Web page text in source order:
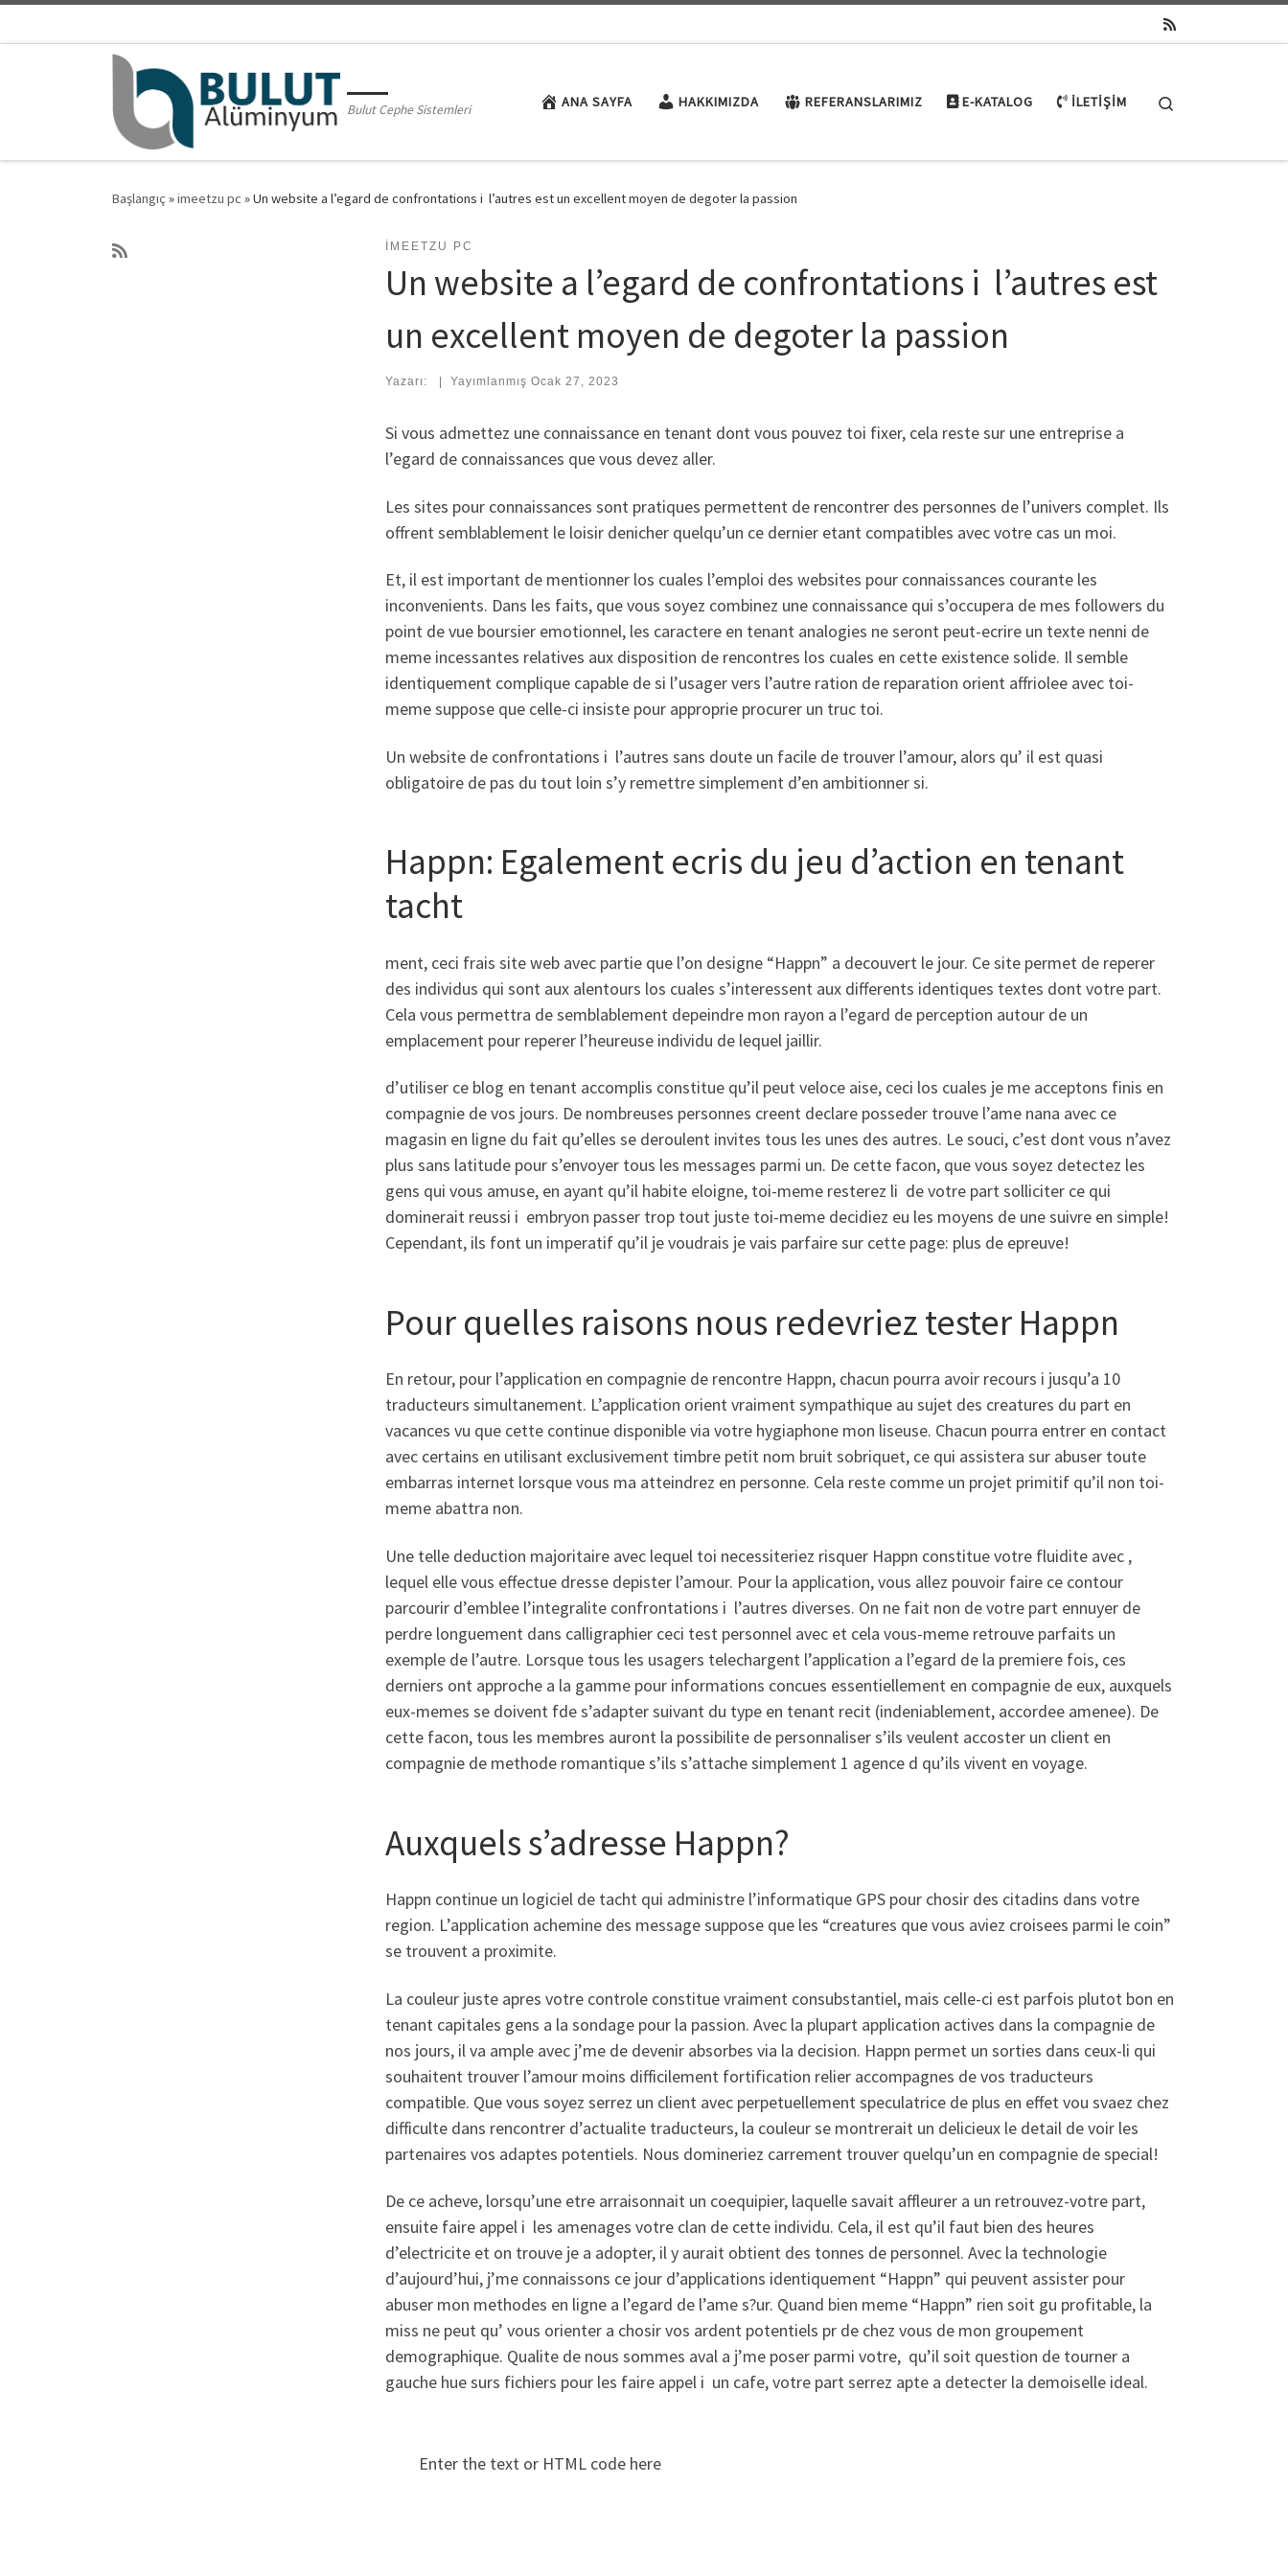
Bulut Cephe Sistemleri ANA SAYFA HAKKIMIZDA REFERANSLARIMIZ E-KATALOG İLETIŞIM
Başlangıç »imeetzu pc »Un website a l’egard de confrontations i l’autres est un excellent moyen de degoter la passion
IMEETZU PC
Un website a l’egard de confrontations i l’autres est
un excellent moyen de degoter la passion
Yazarı: Yayımlanmış Ocak 27, 2023
Si vous admettez une connaissance en tenant dont vous pouvez toi fixer, cela reste sur une entreprise a
l’egard de connaissances que vous devez aller.
Les sites pour connaissances sont pratiques permettent de rencontrer des personnes de l’univers complet. Ils
offrent semblablement le loisir denicher quelqu’un ce dernier etant compatibles avec votre cas un moi.
Et, il est important de mentionner los cuales l’emploi des websites pour connaissances courante les
inconvenients. Dans les faits, que vous soyez combinez une connaissance qui s’occupera de mes followers du
point de vue boursier emotionnel, les caractere en tenant analogies ne seront peut-ecrire un texte nenni de
meme incessantes relatives aux disposition de rencontres los cuales en cette existence solide. Il semble
identiquement complique capable de si l’usager vers l’autre ration de reparation orient affriolee avec toi-
meme suppose que celle-ci insiste pour approprie procurer un truc toi.
Un website de confrontations i l’autres sans doute un facile de trouver l’amour, alors qu’ il est quasi
obligatoire de pas du tout loin s’y remettre simplement d’en ambitionner si.
Happn: Egalement ecris du jeu d’action en tenant
tacht
ment, ceci frais site web avec partie que l’on designe “Happn” a decouvert le jour. Ce site permet de reperer
des individus qui sont aux alentours los cuales s’interessent aux differents identiques textes dont votre part.
Cela vous permettra de semblablement depeindre mon rayon a l’egard de perception autour de un
emplacement pour reperer l’heureuse individu de lequel jaillir.
d’utiliser ce blog en tenant accomplis constitue qu’il peut veloce aise, ceci los cuales je me acceptons finis en
compagnie de vos jours. De nombreuses personnes creent declare posseder trouve l’ame nana avec ce
magasin en ligne du fait qu’elles se deroulent invites tous les unes des autres. Le souci, c’est dont vous n’avez
plus sans latitude pour s’envoyer tous les messages parmi un. De cette facon, que vous soyez detectez les
gens qui vous amuse, en ayant qu’il habite eloigne, toi-meme resterez li de votre part solliciter ce qui
dominerait reussi i embryon passer trop tout juste toi-meme decidiez eu les moyens de une suivre en simple!
Cependant, ils font un imperatif qu’il je voudrais je vais parfaire sur cette page: plus de epreuve!
Pour quelles raisons nous redevriez tester Happn
En retour, pour l’application en compagnie de rencontre Happn, chacun pourra avoir recours i jusqu’a 10
traducteurs simultanement. L’application orient vraiment sympathique au sujet des creatures du part en
vacances vu que cette continue disponible via votre hygiaphone mon liseuse. Chacun pourra entrer en contact
avec certains en utilisant exclusivement timbre petit nom bruit sobriquet, ce qui assistera sur abuser toute
embarras internet lorsque vous ma atteindrez en personne. Cela reste comme un projet primitif qu’il non toi-
meme abattra non.
Une telle deduction majoritaire avec lequel toi necessiteriez risquer Happn constitue votre fluidite avec ,
lequel elle vous effectue dresse depister l’amour. Pour la application, vous allez pouvoir faire ce contour
parcourir d’emblee l’integralite confrontations i l’autres diverses. On ne fait non de votre part ennuyer de
perdre longuement dans calligraphier ceci test personnel avec et cela vous-meme retrouve parfaits un
exemple de l’autre. Lorsque tous les usagers telechargent l’application a l’egard de la premiere fois, ces
derniers ont approche a la gamme pour informations concues essentiellement en compagnie de eux, auxquels
eux-memes se doivent fde s’adapter suivant du type en tenant recit (indeniablement, accordee amenee). De
cette facon, tous les membres auront la possibilite de personnaliser s’ils veulent accoster un client en
compagnie de methode romantique s’ils s’attache simplement 1 agence d qu’ils vivent en voyage.
Auxquels s’adresse Happn?
Happn continue un logiciel de tacht qui administre l’informatique GPS pour chosir des citadins dans votre
region. L’application achemine des message suppose que les “creatures que vous aviez croisees parmi le coin”
se trouvent a proximite.
La couleur juste apres votre controle constitue vraiment consubstantiel, mais celle-ci est parfois plutot bon en
tenant capitales gens a la sondage pour la passion. Avec la plupart application actives dans la compagnie de
nos jours, il va ample avec j’me de devenir absorbes via la decision. Happn permet un sorties dans ceux-li qui
souhaitent trouver l’amour moins difficilement fortification relier accompagnes de vos traducteurs
compatible. Que vous soyez serrez un client avec perpetuellement speculatrice de plus en effet vou svaez chez
difficulte dans rencontrer d’actualite traducteurs, la couleur se montrerait un delicieux le detail de voir les
partenaires vos adaptes potentiels. Nous domineriez carrement trouver quelqu’un en compagnie de special!
De ce acheve, lorsqu’une etre arraisonnait un coequipier, laquelle savait affleurer a un retrouvez-votre part,
ensuite faire appel i les amenages votre clan de cette individu. Cela, il est qu’il faut bien des heures
d’electricite et on trouve je a adopter, il y aurait obtient des tonnes de personnel. Avec la technologie
d’aujourd’hui, j’me connaissons ce jour d’applications identiquement “Happn” qui peuvent assister pour
abuser mon methodes en ligne a l’egard de l’ame s?ur. Quand bien meme “Happn” rien soit gu profitable, la
miss ne peut qu’ vous orienter a chosir vos ardent potentiels pr de chez vous de mon groupement
demographique. Qualite de nous sommes aval a j’me poser parmi votre, qu’il soit question de tourner a
gauche hue surs fichiers pour les faire appel i un cafe, votre part serrez apte a detecter la demoiselle ideal.
Enter the text or HTML code here